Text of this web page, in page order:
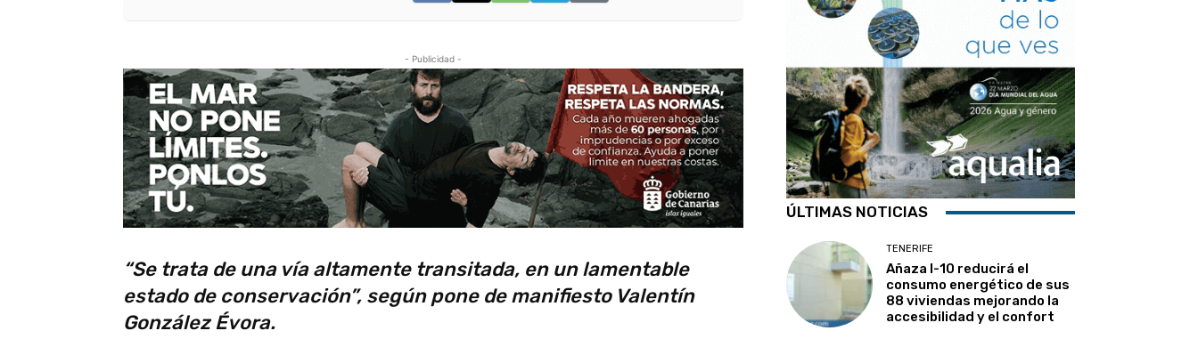
- Publicidad -
“Se trata de una vía altamente transitada, en un lamentable
estado de conservación”, según pone de manifiesto Valentín
González Évora.
ÚLTIMAS NOTICIAS
TENERIFE
Añaza I-10 reducirá el
consumo energético de sus
88 viviendas mejorando la
accesibilidad y el confort